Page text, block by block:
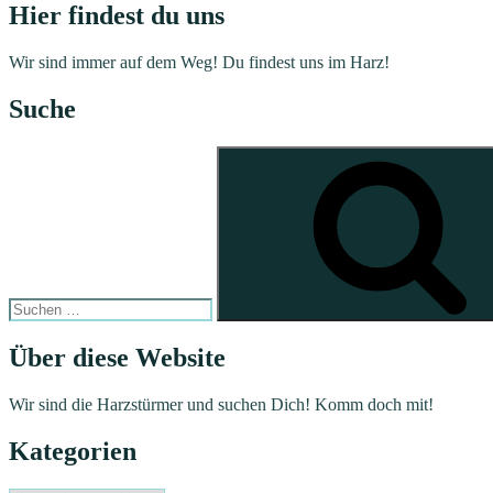
Hier findest du uns
Wir sind immer auf dem Weg! Du findest uns im Harz!
Suche
Über diese Website
Wir sind die Harzstürmer und suchen Dich! Komm doch mit!
Kategorien